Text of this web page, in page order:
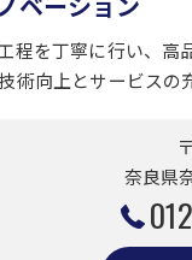
程を丁寧に行い、
術向上とサービスの
奈良県